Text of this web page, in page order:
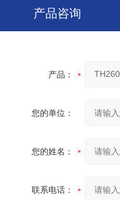
产品咨询
产品：
您的单位：
您的姓名：
联系电话：